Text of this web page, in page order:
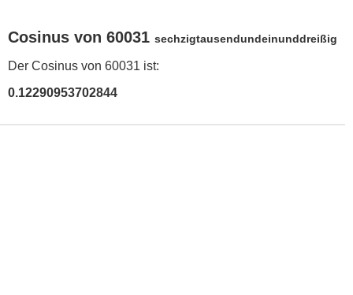
Cosinus von 60031 sechzigtausendundeinunddreißig
Der Cosinus von 60031 ist:
0.12290953702844